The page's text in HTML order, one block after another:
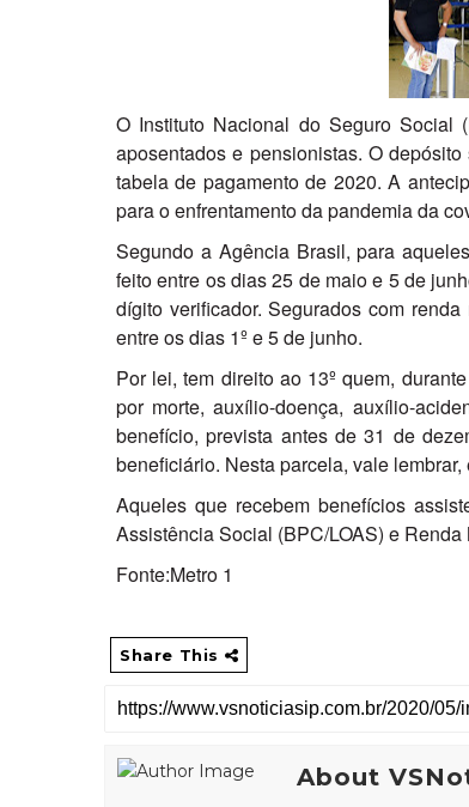
O Instituto Nacional do Seguro Social
aposentados e pensionistas. O
tabela de pagamento de 2020. A
para o enfrentamento da pandemia da
Segundo a Agência Brasil, para
feito entre os dias 25 de maio e 5 de
dígito verificador. Segurados com
entre os dias 1º e 5 de junho.
Por lei, tem direito ao 13º quem,
por morte, auxílio-doença, auxílio-
benefício, prevista antes de 31 de
beneficiário. Nesta parcela, vale
Aqueles que recebem benefícios
Assistência Social (BPC/LOAS) e
Fonte:Metro 1
Share This
About